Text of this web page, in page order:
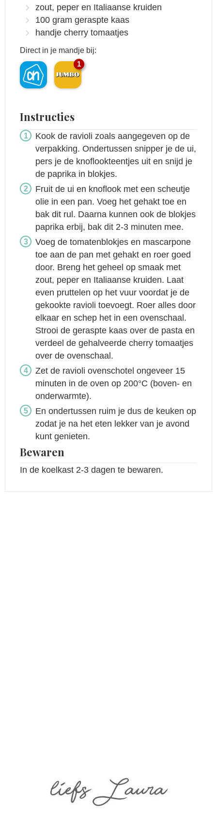
zout, peper en Italiaanse kruiden
100 gram geraspte kaas
handje cherry tomaatjes
Direct in je mandje bij:
1
Instructies
Kook de ravioli zoals aangegeven op de
verpakking. Ondertussen snipper je de ui,
pers je de knoflookteentjes uit en snijd je
de paprika in blokjes.
Fruit de ui en knoflook met een scheutje
olie in een pan. Voeg het gehakt toe en
bak dit rul. Daarna kunnen ook de blokjes
paprika erbij, bak dit 2-3 minuten mee.
Voeg de tomatenblokjes en mascarpone
toe aan de pan met gehakt en roer goed
door. Breng het geheel op smaak met
zout, peper en Italiaanse kruiden. Laat
even pruttelen op het vuur voordat je de
gekookte ravioli toevoegt. Roer alles door
elkaar en schep het in een ovenschaal.
Strooi de geraspte kaas over de pasta en
verdeel de gehalveerde cherry tomaatjes
over de ovenschaal.
Zet de ravioli ovenschotel ongeveer 15
minuten in de oven op 200°C (boven- en
onderwarmte).
En ondertussen ruim je dus de keuken op
zodat je na het eten lekker van je avond
kunt genieten.
Bewaren
In de koelkast 2-3 dagen te bewaren.